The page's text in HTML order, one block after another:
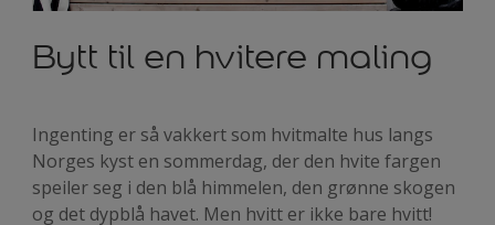
Bytt til en hvitere maling
Ingenting er så vakkert som hvitmalte hus langs
Norges kyst en sommerdag, der den hvite fargen
speiler seg i den blå himmelen, den grønne skogen
og det dypblå havet. Men hvitt er ikke bare hvitt!